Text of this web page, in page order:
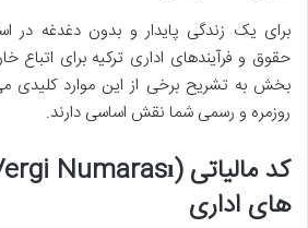
برای یک زندگی پایدار و بدون دغدغه در
حقوق و فرآیندهای اداری ترکیه برای اتباع
بخش به تشریح برخی از این موارد کلیدی می
روزمره و رسمی شما نقش اساسی دارند.
های اداری